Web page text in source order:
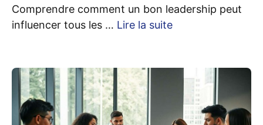
Comprendre comment un bon leadership peut
influencer tous les … Lire la suite